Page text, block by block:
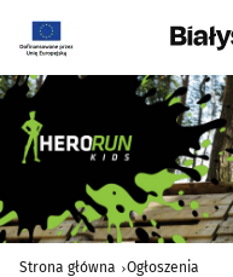
Strona główna Ogłoszenia